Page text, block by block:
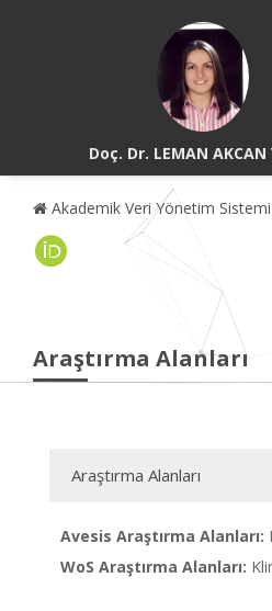
Doç. Dr. LEMAN AKCAN
Akademik Veri Yönetim Sistemi
Araştırma Alanları
Araştırma Alanları
Avesis Araştırma Alanları:
WoS Araştırma Alanları: